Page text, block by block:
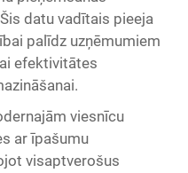
datu vadītais pieeja
palīdz uzņēmumiem
efektivitātes
viesnīcu
ar īpašumu
visaptverošus